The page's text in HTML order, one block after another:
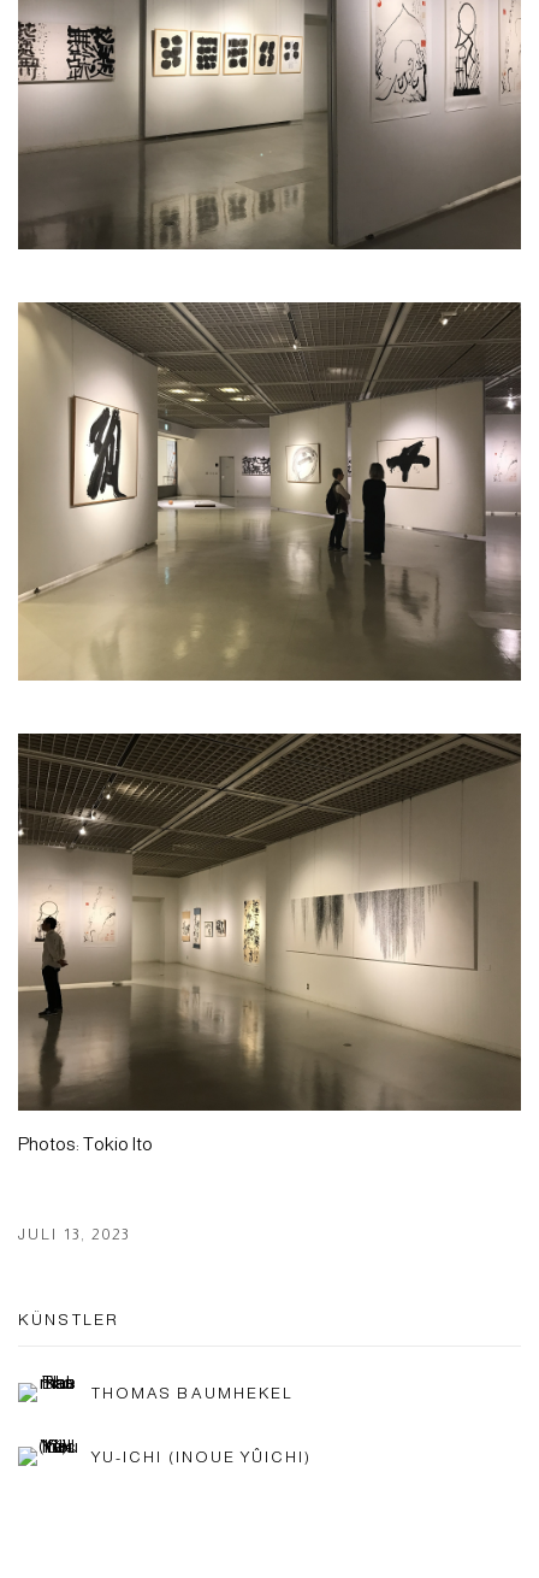
Photos: Tokio Ito
JULI 13, 2023
KÜNSTLER
THOMAS BAUMHEKEL
YU-ICHI (INOUE YÛICHI)